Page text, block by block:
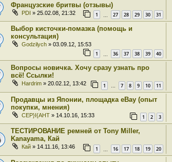
Французские бритвы (отзывы)
PDI » 25.02.08, 21:32 1 27 28 29 30 31
Выбор кисточки-помазка (помощь и
консультация)
Godzilych » 03.09.12, 15:53
1 36 37 38 39 40
Вопросы новичка. Хочу сразу узнать про
всё! Ссылки!
Hardrim » 20.02.12, 13:42 1 … 7 8 9 10 11
Продавцы из Японии, площадка eBay (опыт
покупки, мнения)
CEP}I{AHT » 14.10.16, 15:33 1 2 3
ТЕСТИРОВАНИЕ ремней от Tony Miller,
Kanayama, Кай
Кай » 14.11.16, 13:46 1 16 17 18 19 20